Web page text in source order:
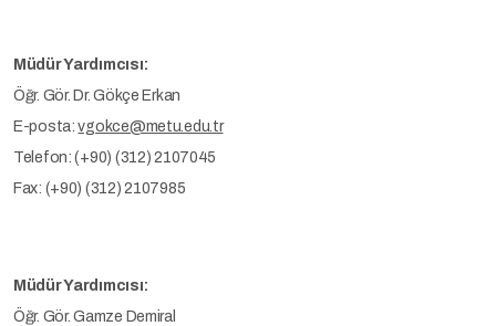
Müdür Yardımcısı:
Öğr. Gör. Dr. Gökçe Erkan
E-posta:vgokce@metu.edu.tr
Telefon: (+90) (312) 2107045
Fax: (+90) (312) 2107985
Müdür Yardımcısı:
Öğr. Gör. Gamze Demiral